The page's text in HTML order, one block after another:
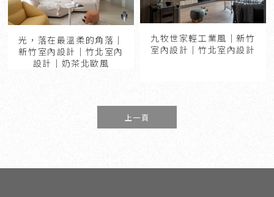
光，落在最溫柔的角落｜
新竹室內設計｜竹北室內
設計｜奶茶北歐風
九牧世家輕工業風｜新竹
室內設計｜竹北室內設計
上一頁